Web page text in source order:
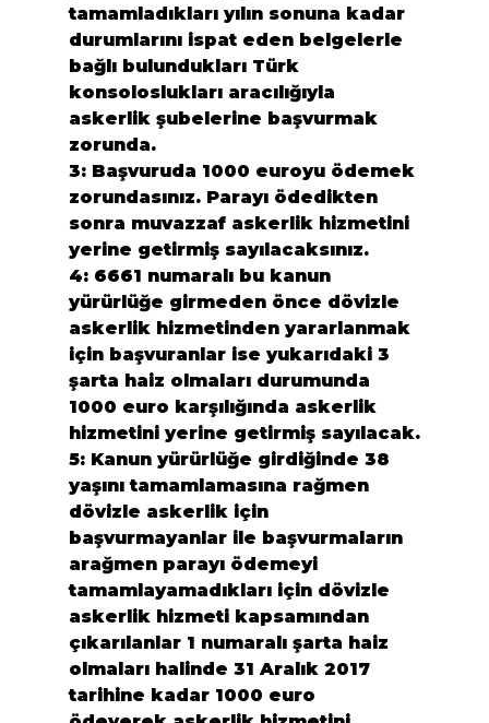
tamamladıkları yılın sonuna kadar
durumlarını ispat eden belgelerle
bağlı bulundukları Türk
konsoloslukları aracılığıyla
askerlik şubelerine başvurmak
zorunda.
3: Başvuruda 1000 euroyu ödemek
zorundasınız. Parayı ödedikten
sonra muvazzaf askerlik hizmetini
yerine getirmiş sayılacaksınız.
4: 6661 numaralı bu kanun
yürürlüğe girmeden önce dövizle
askerlik hizmetinden yararlanmak
için başvuranlar ise yukarıdaki 3
şarta haiz olmaları durumunda
1000 euro karşılığında askerlik
hizmetini yerine getirmiş sayılacak.
5: Kanun yürürlüğe girdiğinde 38
yaşını tamamlamasına rağmen
dövizle askerlik için
başvurmayanlar ile başvurmaların
arağmen parayı ödemeyi
tamamlayamadıkları için dövizle
askerlik hizmeti kapsamından
çıkarılanlar 1 numaralı şarta haiz
olmaları halinde 31 Aralık 2017
tarihine kadar 1000 euro